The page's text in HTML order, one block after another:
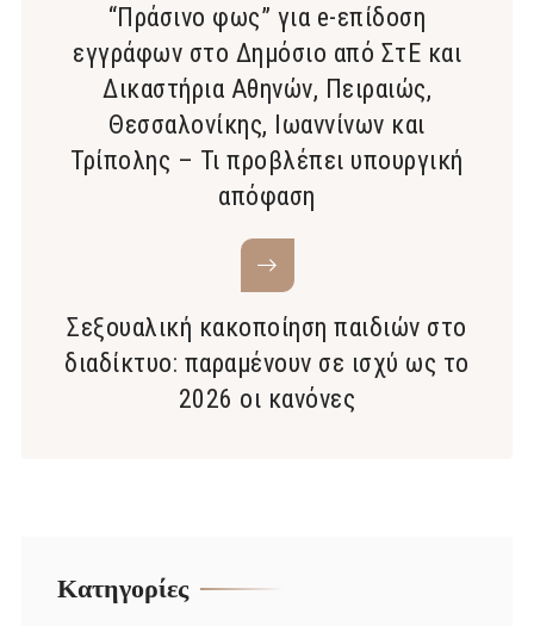
“Πράσινο φως” για e-επίδοση
εγγράφων στο Δημόσιο από ΣτΕ και
Δικαστήρια Αθηνών, Πειραιώς,
Θεσσαλονίκης, Ιωαννίνων και
Τρίπολης – Τι προβλέπει υπουργική
απόφαση
Σεξουαλική κακοποίηση παιδιών στο
διαδίκτυο: παραμένουν σε ισχύ ως το
2026 οι κανόνες
Kατηγορίες